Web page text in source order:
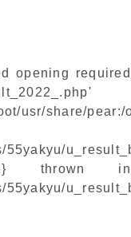
opening required
usr/share/
thrown in